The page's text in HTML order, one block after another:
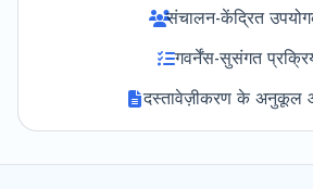
संचालन-केंद्रित
गवर्नेंस-सुसंगत
दस्तावेज़ीकरण के अनुकूल